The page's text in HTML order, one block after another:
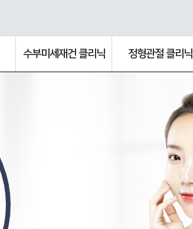
수부미세재건 클리닉 정형관절 클리닉